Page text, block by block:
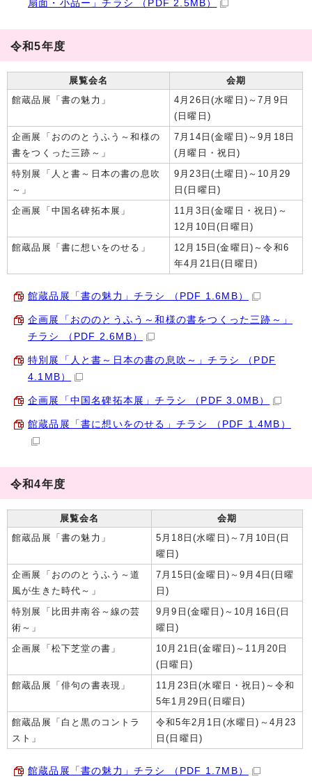
扇面・小品ー」チラシ （PDF 2.5MB）
令和5年度
展覧会名
会期
館蔵品展「書の魅力」
4月26日(水曜日)～7月9日
(日曜日)
企画展「おののとうふう～和様の
書をつくった三跡～」
7月14日(金曜日)～9月18日
(月曜日・祝日)
特別展「人と書～日本の書の息吹
～」
9月23日(土曜日)～10月29
日(日曜日)
企画展「中国名碑拓本展」
11月3日(金曜日・祝日)～
12月10日(日曜日)
館蔵品展「書に想いをのせる」
12月15日(金曜日)～令和6
年4月21日(日曜日)
館蔵品展「書の魅力」チラシ （PDF 1.6MB）
企画展「おののとうふう～和様の書をつくった三跡～」
チラシ （PDF 2.6MB）
特別展「人と書～日本の書の息吹～」チラシ （PDF
4.1MB）
企画展「中国名碑拓本展」チラシ （PDF 3.0MB）
館蔵品展「書に想いをのせる」チラシ （PDF 1.4MB）
令和4年度
展覧会名
会期
館蔵品展「書の魅力」
5月18日(水曜日)～7月10日(日
曜日)
企画展「おののとうふう～道
風が生きた時代～」
7月15日(金曜日)～9月4日(日曜
日)
特別展「比田井南谷～線の芸
術～」
9月9日(金曜日)～10月16日(日
曜日)
企画展「松下芝堂の書」
10月21日(金曜日)～11月20日
(日曜日)
館蔵品展「俳句の書表現」
11月23日(水曜日・祝日)～令和
5年1月29日(日曜日)
館蔵品展「白と黒のコントラ
スト」
令和5年2月1日(水曜日)～4月23
日(日曜日)
館蔵品展「書の魅力」チラシ （PDF 1.7MB）